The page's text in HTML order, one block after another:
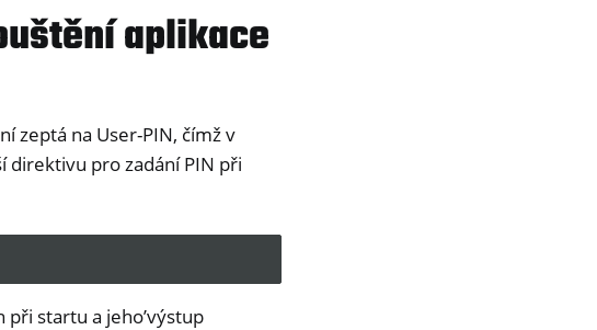
aplikace
zeptá na User-PIN, čímž v
direktivu pro zadání PIN při
startu a jeho’výstup